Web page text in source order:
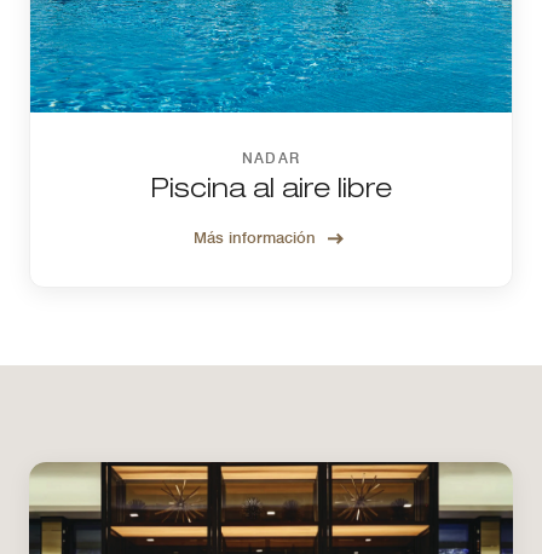
NADAR
Piscina al aire libre
Más información